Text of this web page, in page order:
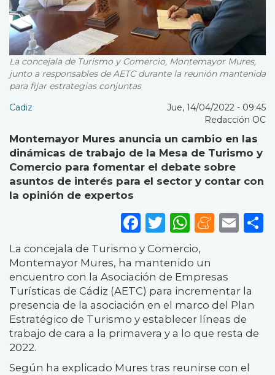
La concejala de Turismo y Comercio, Montemayor Mures,
junto a responsables de AETC durante la reunión mantenida
para fijar estrategias conjuntas
Cadiz
Jue, 14/04/2022 - 09:45
Redacción OC
Montemayor Mures anuncia un cambio en las
dinámicas de trabajo de la Mesa de Turismo y
Comercio para fomentar el debate sobre
asuntos de interés para el sector y contar con
la opinión de expertos
Facebook
Twitter
La concejala de Turismo y Comercio,
Montemayor Mures, ha mantenido un
encuentro con la Asociación de Empresas
Turísticas de Cádiz (AETC) para incrementar la
presencia de la asociación en el marco del Plan
Estratégico de Turismo y establecer líneas de
trabajo de cara a la primavera y a lo que resta de
2022.
Según ha explicado Mures tras reunirse con el